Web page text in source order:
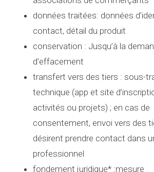
données traitées: données
contact, détail du produit
conservation : Jusqu’à la
d’effacement
transfert vers des tiers : sous-
technique (app et site
activités ou projets) ; en cas de
consentement, envoi vers des
désirent prendre contact dans
professionnel
fondement juridique* :mesure